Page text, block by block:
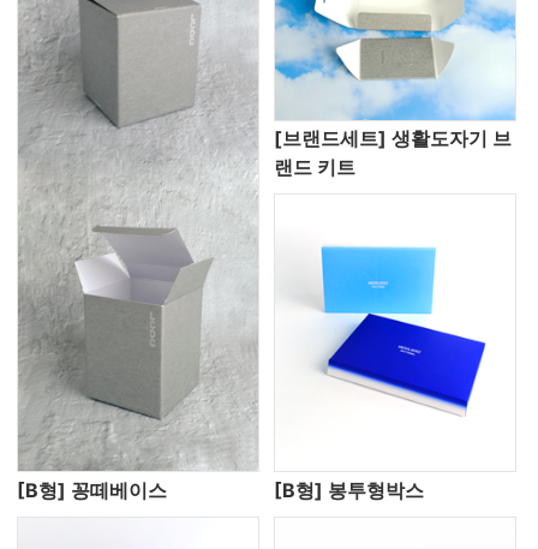
[B형] 꽁떼베이스
[브랜드세트] 생활도자기 브
랜드 키트
[B형] 봉투형박스